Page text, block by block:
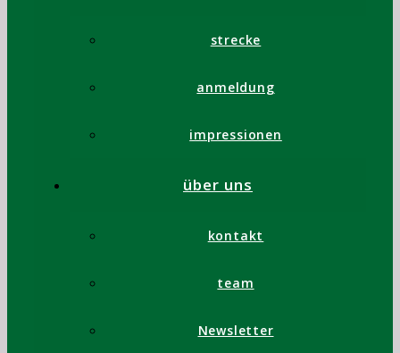
strecke
anmeldung
impressionen
über uns
kontakt
team
Newsletter
B- Donnerstag 4er
Beschreibung